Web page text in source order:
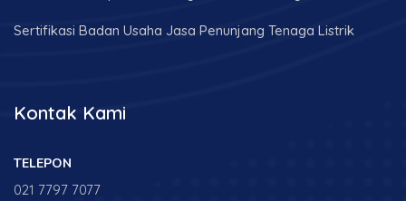
Sertifikasi Badan Usaha Jasa Penunjang Tenaga Listrik
Kontak Kami
TELEPON
021 7797 7077